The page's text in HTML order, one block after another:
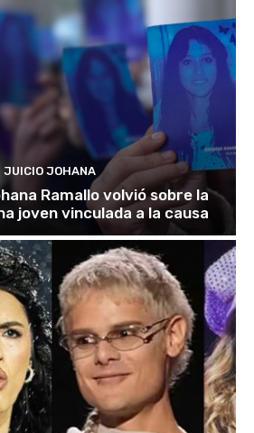
JUICIO JOHANA
Ramallo volvió sobre la
joven vinculada a la causa